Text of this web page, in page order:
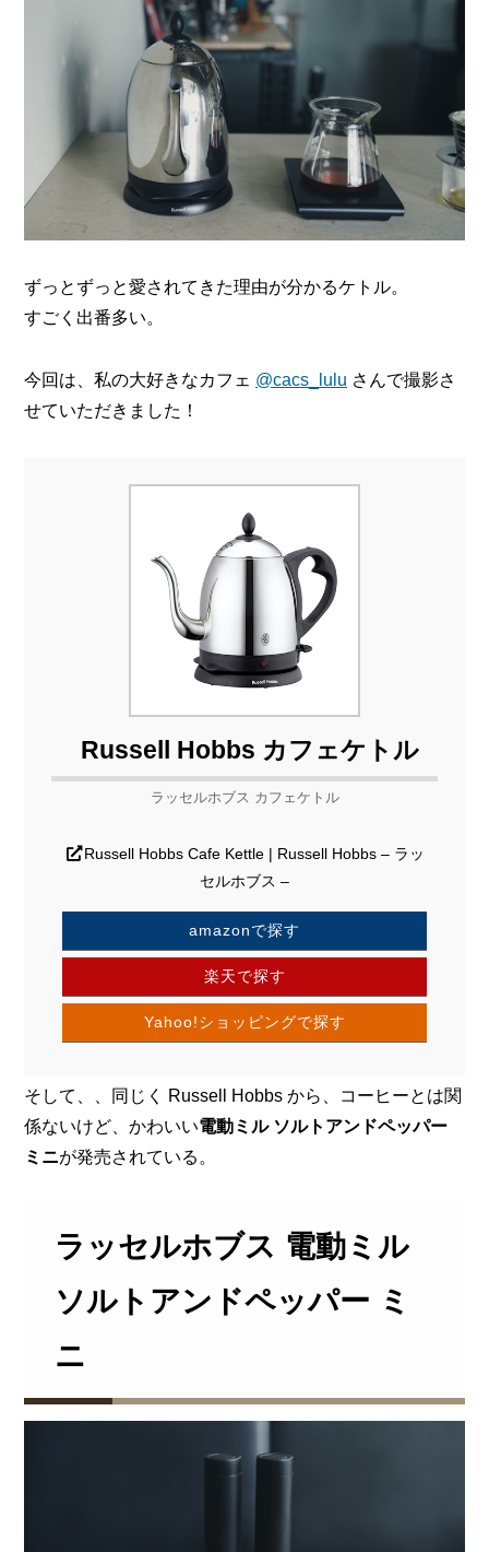
ずっとずっと愛されてきた理由が分かるケトル。
すごく出番多い。
今回は、私の大好きなカフェ @cacs_lulu さんで撮影さ
せていただきました！
Russell Hobbs カフェケトル
ラッセルホブス カフェケトル
Russell Hobbs Cafe Kettle | Russell Hobbs – ラッ
セルホブス –
amazonで探す
楽天で探す
Yahoo!ショッピングで探す
そして、、同じく Russell Hobbs から、コーヒーとは関
係ないけど、 かわいい電動ミル ソルトアンドペッパー
ミニが発売されている。
ラッセルホブス 電動ミル
ソルトアンドペッパー ミ
ニ